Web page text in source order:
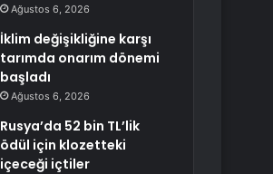
Ağustos 6, 2026
İklim değişikliğine karşı
tarımda onarım dönemi
başladı
Ağustos 6, 2026
Rusya’da 52 bin TL’lik
ödül için klozetteki
içeceği içtiler